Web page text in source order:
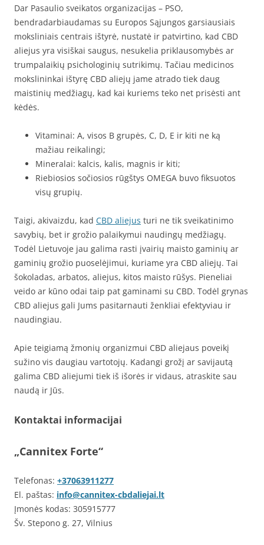
Dar Pasaulio sveikatos organizacijas – PSO,
bendradarbiaudamas su Europos Sąjungos garsiausiais
moksliniais centrais ištyrė, nustatė ir patvirtino, kad CBD
aliejus yra visiškai saugus, nesukelia priklausomybės ar
trumpalaikių psichologinių sutrikimų. Tačiau medicinos
mokslininkai ištyrę CBD aliejų jame atrado tiek daug
maistinių medžiagų, kad kai kuriems teko net prisėsti ant
kėdės.
Vitaminai: A, visos B grupės, C, D, E ir kiti ne ką
mažiau reikalingi;
Mineralai: kalcis, kalis, magnis ir kiti;
Riebiosios sočiosios rūgštys OMEGA buvo fiksuotos
visų grupių.
Taigi, akivaizdu, kad CBD aliejus turi ne tik sveikatinimo
savybių, bet ir grožio palaikymui naudingų medžiagų.
Todėl Lietuvoje jau galima rasti įvairių maisto gaminių ar
gaminių grožio puoselėjimui, kuriame yra CBD aliejų. Tai
šokoladas, arbatos, aliejus, kitos maisto rūšys. Pieneliai
veido ar kūno odai taip pat gaminami su CBD. Todėl grynas
CBD aliejus gali Jums pasitarnauti ženkliai efektyviau ir
naudingiau.
Apie teigiamą žmonių organizmui CBD aliejaus poveikį
sužino vis daugiau vartotojų. Kadangi grožį ar savijautą
galima CBD aliejumi tiek iš išorės ir vidaus, atraskite sau
naudą ir Jūs.
Kontaktai informacijai
„Cannitex Forte“
Telefonas: +37063911277
El. paštas: info@cannitex-cbdaliejai.lt
Įmonės kodas: 305915777
Šv. Stepono g. 27, Vilnius